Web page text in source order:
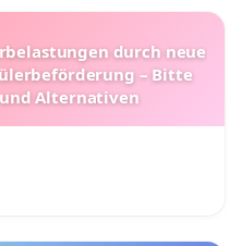
durch neue
– Bitte
Alternativen